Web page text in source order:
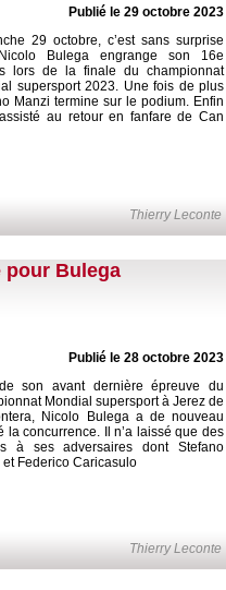
Publié le 29 octobre 2023
29 octobre, c’est sans surprise
Bulega engrange son 16e
lors de la finale du championnat
supersport 2023. Une fois de plus
Manzi termine sur le podium. Enfin
au retour en fanfare de Can
Thierry Leconte
pour Bulega
Publié le 28 octobre 2023
son avant dernière épreuve du
Mondial supersport à Jerez de
Nicolo Bulega a de nouveau
la concurrence. Il n’a laissé que des
à ses adversaires dont Stefano
et Federico Caricasulo
Thierry Leconte